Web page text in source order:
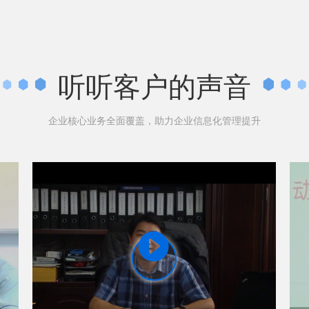
听听客户的声音
企业核心业务全面覆盖，助力企业信息化管理提升
